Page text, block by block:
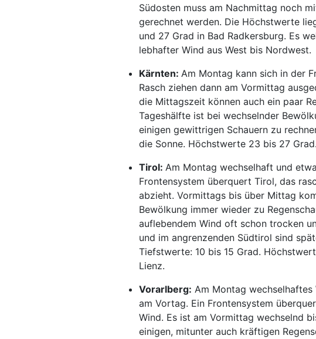
Südosten muss am Nachmittag noch
gerechnet werden. Die Höchstwerte
und 27 Grad in Bad Radkersburg. Es
lebhafter Wind aus West bis Nordwest.
Kärnten: Am Montag kann sich in der
Rasch ziehen dann am Vormittag
die Mittagszeit können auch ein paar
Tageshälfte ist bei wechselnder
einigen gewittrigen Schauern zu
die Sonne. Höchstwerte 23 bis 27 Grad.
Tirol: Am Montag wechselhaft und
Frontensystem überquert Tirol, das
abzieht. Vormittags bis über Mittag
Bewölkung immer wieder zu
auflebendem Wind oft schon trocken
und im angrenzenden Südtirol sind
Tiefstwerte: 10 bis 15 Grad.
Lienz.
Vorarlberg: Am Montag
am Vortag. Ein Frontensystem
Wind. Es ist am Vormittag wechselnd
einigen, mitunter auch kräftigen